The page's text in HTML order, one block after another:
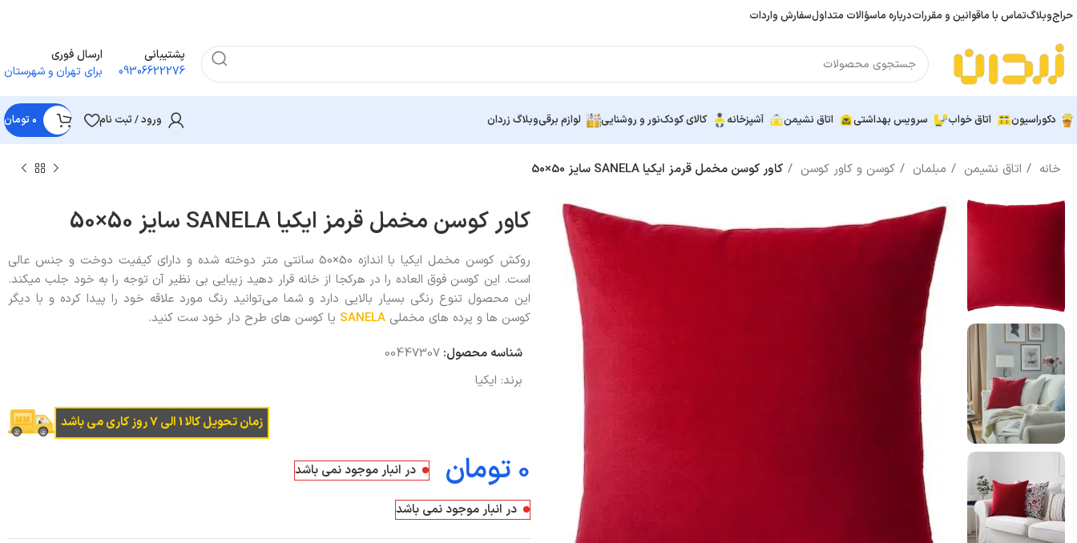
حراجوبلاگتماس با ماقوانین و مقرراتدرباره ماسؤالات متداولسفارش واردات
پشتیبانی
09306622276
ارسال فوری
برای تهران و شهرستان
دکوراسیون اتاق خواب سرویس بهداشتی اتاق نشیمن آشپزخانه کالای کودکنور و روشنایی لوازم برقیوبلاگ زردان ورود / ثبت نام ۰تومان
خانه اتاق نشیمن مبلمان کوسن و کاور کوسن کاور کوسن مخمل قرمز ایکیا SANELA سایز 50×50
کاور کوسن مخمل قرمز ایکیا SANELA سایز 50×50
روکش کوسن مخمل ایکیا با اندازه 50×50 سانتی متر دوخته شده و دارای کیفیت دوخت و جنس عالی
است. این کوسن فوق العاده را در هرکجا از خانه قرار دهید زیبایی بی نظیر آن توجه را به خود جلب میکند.
این محصول تنوع رنگی بسیار بالایی دارد و شما می‌توانید رنگ مورد علاقه خود را پیدا کرده و با دیگر
کوسن ها و پرده های مخملی SANELA یا کوسن های طرح دار خود ست کنید.
شناسه محصول: 00447307
برند: ایکیا
زمان تحویل کالا 1 الی 7 روز کاری می باشد
تومان در انبار موجود نمی باشد
در انبار موجود نمی باشد